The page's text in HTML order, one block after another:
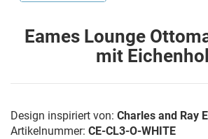
Eames Lounge
mit
Design inspiriert von: Charles and Ray
Artikelnummer: CE-CL3-O-WHITE